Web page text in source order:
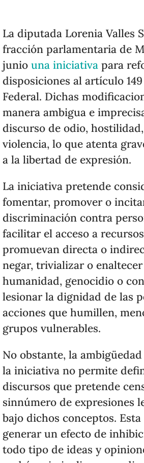
La diputada Lorenia Valles
fracción parlamentaria de
juniouna iniciativa para
disposiciones al artículo
Federal. Dichas
manera ambigua e
discurso de odio,
violencia, lo que atenta
a la libertad de expresión.
La iniciativa pretende
fomentar, promover o
discriminación contra
facilitar el acceso a
promuevan directa o
negar, trivializar o
humanidad, genocidio o
lesionar la dignidad de las
acciones que humillen,
grupos vulnerables.
No obstante, la
la iniciativa no permite
discursos que pretende
sinnúmero de expresiones
bajo dichos conceptos.
generar un efecto de
todo tipo de ideas y